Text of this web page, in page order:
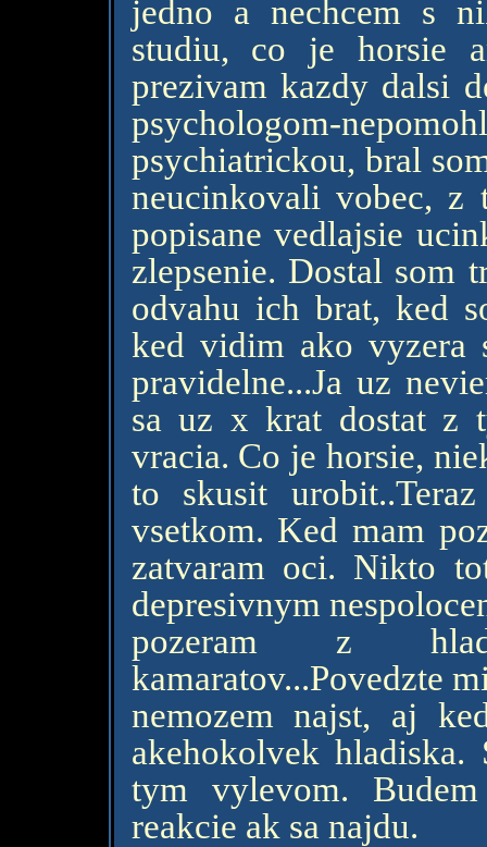
jedno a nechcem s
studiu, co je horsie
prezivam kazdy dalsi
psychologom-
psychiatrickou, bral
neucinkovali vobec,
popisane vedlajsie
zlepsenie. Dostal som
odvahu ich brat, ked
ked vidim ako vyzera
pravidelne...Ja uz
sa uz x krat dostat z
vracia. Co je horsie,
to skusit
vsetkom. Ked mam
zatvaram oci. Nikto
depresivnym
pozeram z
kamaratov...Povedzte
nemozem najst, aj
akehokolvek
tym vylevom.
reakcie ak sa najdu.